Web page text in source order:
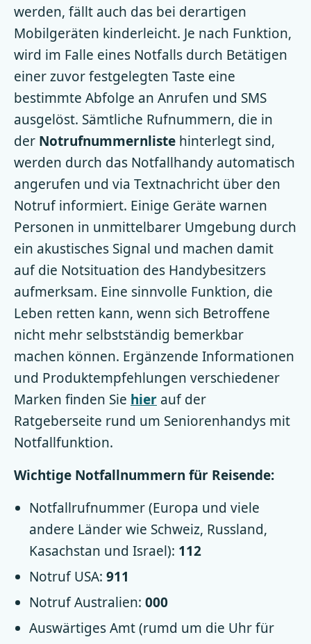
werden, fällt auch das bei derartigen
Mobilgeräten kinderleicht. Je nach Funktion,
wird im Falle eines Notfalls durch Betätigen
einer zuvor festgelegten Taste eine
bestimmte Abfolge an Anrufen und SMS
ausgelöst. Sämtliche Rufnummern, die in
der Notrufnummernliste hinterlegt sind,
werden durch das Notfallhandy automatisch
angerufen und via Textnachricht über den
Notruf informiert. Einige Geräte warnen
Personen in unmittelbarer Umgebung durch
ein akustisches Signal und machen damit
auf die Notsituation des Handybesitzers
aufmerksam. Eine sinnvolle Funktion, die
Leben retten kann, wenn sich Betroffene
nicht mehr selbstständig bemerkbar
machen können. Ergänzende Informationen
und Produktempfehlungen verschiedener
Marken finden Sie hier auf der
Ratgeberseite rund um Seniorenhandys mit
Notfallfunktion.
Wichtige Notfallnummern für Reisende:
Notfallrufnummer (Europa und viele
andere Länder wie Schweiz, Russland,
Kasachstan und Israel): 112
Notruf USA: 911
Notruf Australien: 000
Auswärtiges Amt (rumd um die Uhr für